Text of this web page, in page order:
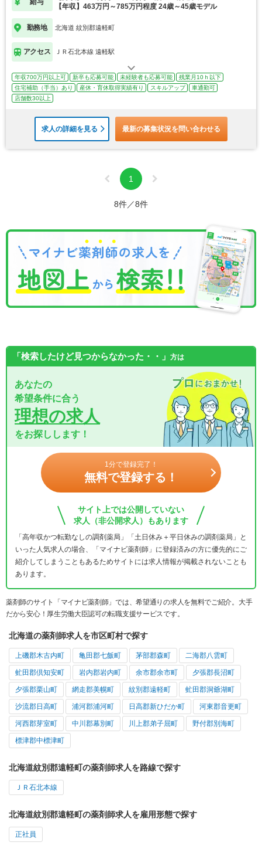
【年収】463万円～785万円程度 24歳～45歳モデル
勤務地 北海道 紋別郡遠軽町
アクセス ＪＲ石北本線 遠軽駅
年収700万円以上可 新卒も応募可能 未経験者も応募可能
残業月10ｈ以下
住宅補助（手当）あり
産休・育休取得実績有り スキルアップ
車通勤可
店舗数30以上
求人の詳細を見る 最新の募集状況を問い合わせる
1
8件／8件
「検索したけど見つからなかった・・」 方は
あなたの
希望条件に合う
理想の求人
をお探しします！
1分で登録完了！
無料で登録する！
サイト上では公開していない
求人（非公開求人）もあります
「高年収かつ転勤なしの調剤薬局」「土日休み＋平日休みの調剤薬局」と
いった人気求人の場合、「マイナビ薬剤師」に登録済みの方に優先的にご
紹介してしまうこともあるためサイトには求人情報が掲載されないことも
あります。
薬剤師のサイト「マイナビ薬剤師」では、希望通りの求人を無料でご紹介。大手
だから安心！厚生労働大臣認可の転職支援サービスです。
北海道の薬剤師求人を市区町村で探す
上磯郡木古内町 亀田郡七飯町 茅部郡森町 二海郡八雲町
虻田郡倶知安町 岩内郡岩内町 余市郡余市町 夕張郡長沼町
夕張郡栗山町 網走郡美幌町 紋別郡遠軽町 虻田郡洞爺湖町
沙流郡日高町 浦河郡浦河町 日高郡新ひだか町 河東郡音更町
河西郡芽室町 中川郡幕別町 川上郡弟子屈町 野付郡別海町
標津郡中標津町
北海道紋別郡遠軽町の薬剤師求人を路線で探す
ＪＲ石北本線
北海道紋別郡遠軽町の薬剤師求人を雇用形態で探す
正社員